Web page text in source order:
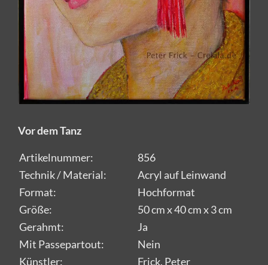
Vor dem Tanz
Artikelnummer:
856
Technik / Material:
Acryl auf Leinwand
Format:
Hochformat
Größe:
50 cm x 40 cm x 3 cm
Gerahmt:
Ja
Mit Passepartout:
Nein
Künstler:
Frick, Peter